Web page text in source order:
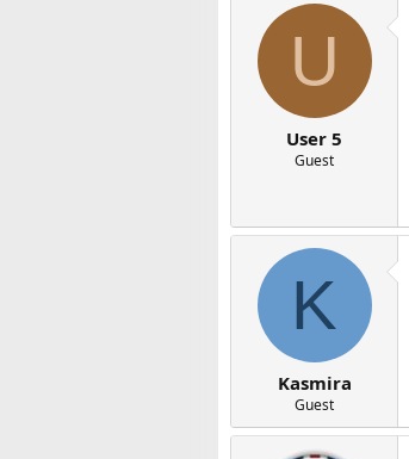
U
User 5
Guest
K
Kasmira
Guest